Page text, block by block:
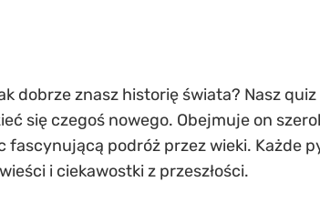
dobrze znasz historię świata? Nasz
się czegoś nowego. Obejmuje on
fascynującą podróż przez wieki. Każde
i ciekawostki z przeszłości.